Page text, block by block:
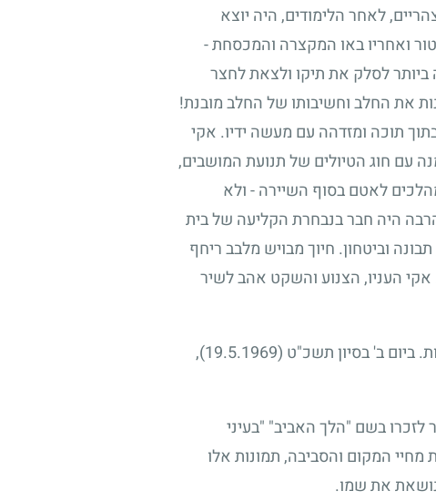
לאחר הלימודים, היה יוצא
ואחריו באו המקצרה והמכסחת -
לסלק את תיקו ולצאת לחצר
את החלב וחשיבותו של החלב מובנת!
תוכה ומזדהה עם מעשה ידיו. אקי
עם חוג הטיולים של תנועת המושבים,
לאטם בסוף השיירה - ולא
היה חבר בנבחרת הקליעה של בית
וביטחון. חיוך מבויש מלבב ריחף
אקי העניו, הצנוע והשקט אהב לשיר
ביום ב' בסיון תשכ"ט (19.5.1969)
,
בשם "הלך האביב" "בעיני
המקום והסביבה, תמונות אלו
את שמו.